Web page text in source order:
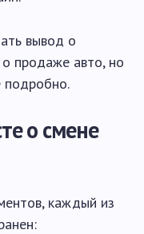
вывод о
продаже авто, но
подробно.
о смене
каждый из